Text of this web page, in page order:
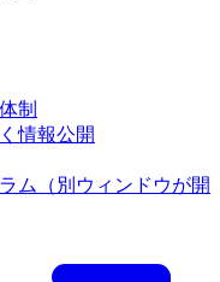
制
情報公開
ム
（別ウィンドウが開